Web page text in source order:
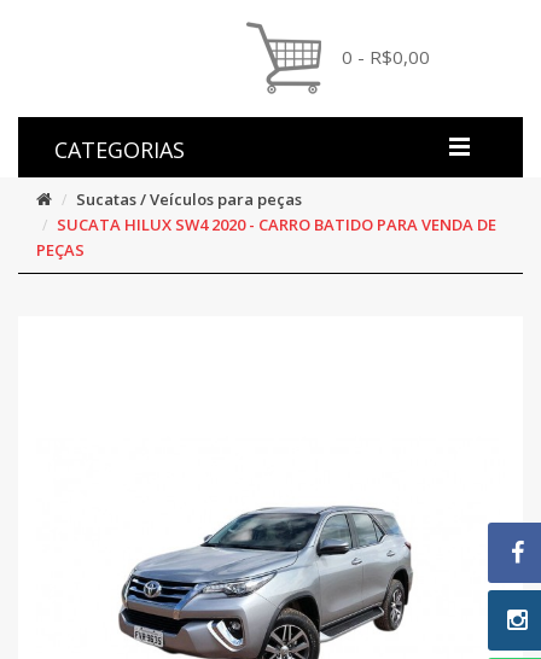
0 - R$0,00
CATEGORIAS
Sucatas / Veículos para peças
SUCATA HILUX SW4 2020 - CARRO BATIDO PARA VENDA DE
PEÇAS